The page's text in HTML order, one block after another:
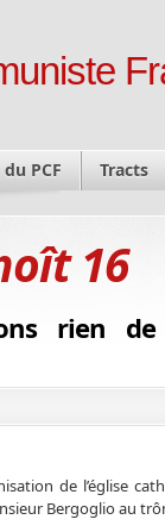
PCF Tracts
16
rien
de l’église
Bergoglio au